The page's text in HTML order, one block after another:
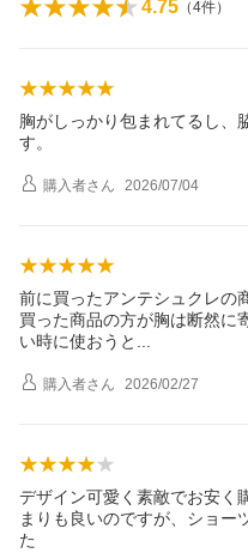
4.75 （4件）
胸がしっかり包まれてるし、
す。
購入者さん 2026/07/04
前に買ったアンテシュクレの
買った商品の方が胸は断然に
い時に使おう と
購入者さん 2026/02/27
デザイン可愛く素敵でお安く
まりも良いのですが、ショー
た